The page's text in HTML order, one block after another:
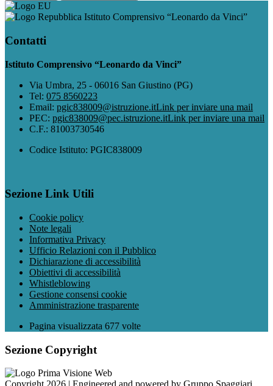
Istituto Comprensivo “Leonardo da Vinci”
Contatti
Istituto Comprensivo “Leonardo da Vinci”
Via Umbra, 25 - 06016 San Giustino (PG)
Tel: 075 8560223
Email: pgic838009@istruzione.itLink per inviare una mail
PEC: pgic838009@pec.istruzione.itLink per inviare una mail
C.F.: 81003730546
Codice Istituto: PGIC838009
Sezione Link Utili
Cookie policy
Note legali
Informativa Privacy
Ufficio Relazioni con il Pubblico
Dichiarazione di accessibilità
Obiettivi di accessibilità
Whistleblowing
Gestione consensi cookie
Amministrazione trasparente
Pagina visualizzata 677 volte
Sezione Copyright